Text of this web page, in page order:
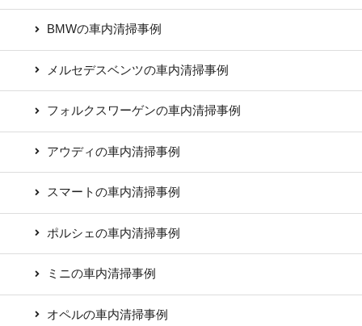
BMWの車内清掃事例
メルセデスベンツの車内清掃事例
フォルクスワーゲンの車内清掃事例
アウディの車内清掃事例
スマートの車内清掃事例
ポルシェの車内清掃事例
ミニの車内清掃事例
オペルの車内清掃事例